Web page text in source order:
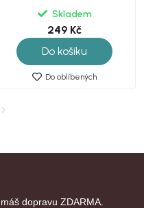
Skladem
249 Kč
Do košíku
Do oblíbených
dopravu ZDARMA.